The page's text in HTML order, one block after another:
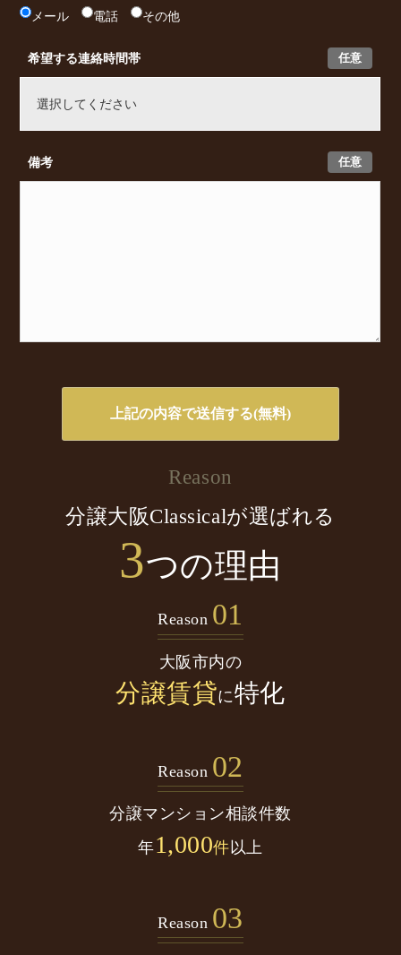
メール 電話 その他
任意
希望する連絡時間帯
任意
備考
Reason
分譲大阪Classicalが選ばれる
3つの理由
Reason 01
大阪市内の
分譲賃貸に特化
Reason 02
分譲マンション相談件数
年1,000件以上
Reason 03